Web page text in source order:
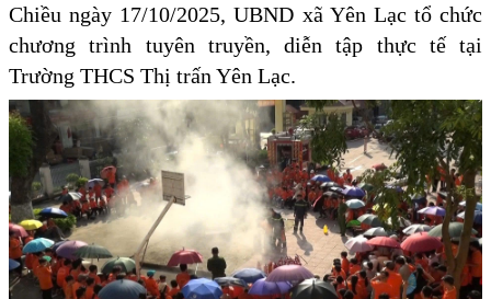
Chiều ngày 17/10/2025, UBND xã Yên Lạc tổ chức
chương trình tuyên truyền, diễn tập thực tế tại
Trường THCS Thị trấn Yên Lạc.